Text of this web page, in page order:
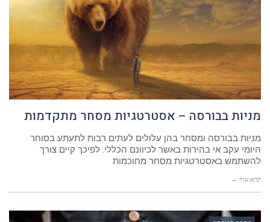
מניות בבורסה – אסטרטגיות מסחר מתקדמות
מניות בבורסה ומסחר בהן עלולים לעתים רבות לתעתע בסוחר
היומי עקב אי בהירות באשר לכיוונם הכללי. לפיכך קיים צורך
להשתמש באסטרטגיות מסחר מחוכמות
קרא עוד ←